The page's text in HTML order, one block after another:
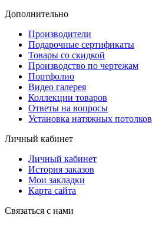
Дополнительно
Производители
Подарочные сертификаты
Товары со скидкой
Производство по чертежам
Портфолио
Видео галерея
Коллекции товаров
Ответы на вопросы
Установка натяжных потолков
Личный кабинет
Личный кабинет
История заказов
Мои закладки
Карта сайта
Связаться с нами